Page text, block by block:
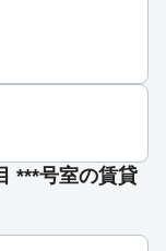
***号室の賃貸